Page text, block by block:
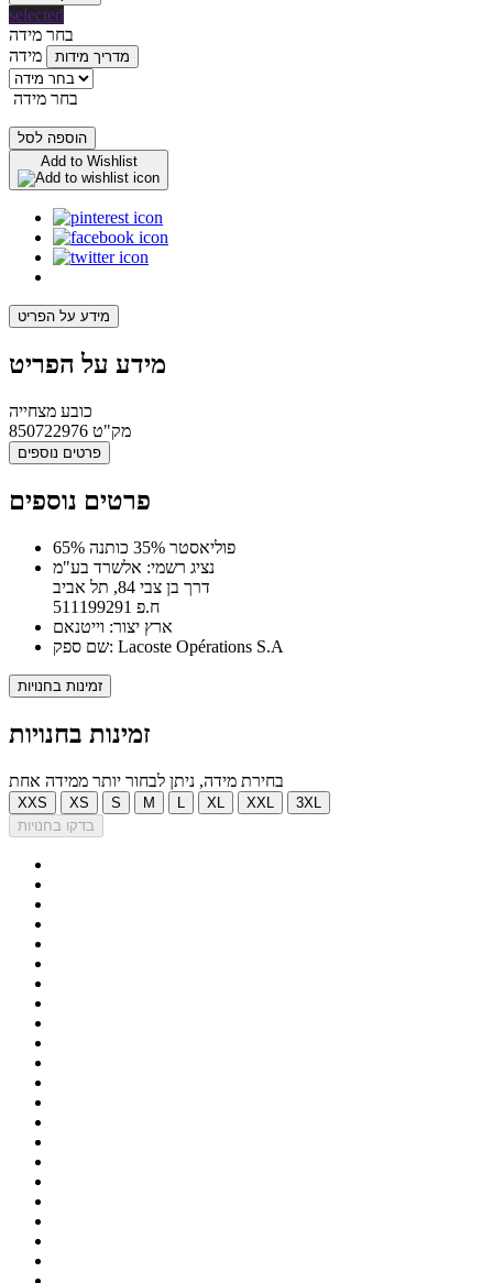
selected
בחר מידה
מידה
מדריך מידות
בחר מידה
הוספה לסל
Add to Wishlist
מידע על הפריט
מידע על הפריט
כובע מצחייה
מק"ט 850722976
פרטים נוספים
פרטים נוספים
65% פוליאסטר 35% כותנה
נציג רשמי: אלשרד בע"מ
דרך בן צבי 84, תל אביב
ח.פ 511199291
ארץ יצור: וייטנאם
שם ספק: Lacoste Opérations S.A
זמינות בחנויות
זמינות בחנויות
בחירת מידה, ניתן לבחור יותר ממידה אחת
XXS XS S M XL XXL
3XL
בדקו בחנויות